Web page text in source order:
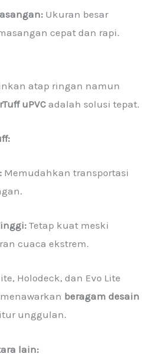
Ukuran besar
cepat dan rapi.
atap ringan namun
uPVCadalah solusi tepat.
Memudahkan transportasi
Tetap kuat meski
cuaca ekstrem.
Holodeck, dan Evo Lite
beragam desain
unggulan.
lain: